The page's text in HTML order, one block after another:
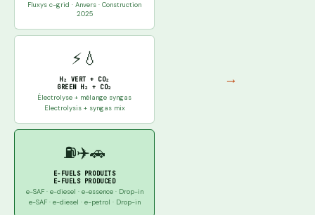
Fluxys c-grid · Anvers · Construction
2025
⚡💧
H₂ VERT + CO₂
GREEN H₂ + CO₂
Électrolyse + mélange syngas
Electrolysis + syngas mix
→
⛽✈️🚗
E-FUELS PRODUITS
E-FUELS PRODUCED
e-SAF · e-diesel · e-essence · Drop-in
e-SAF · e-diesel · e-petrol · Drop-in